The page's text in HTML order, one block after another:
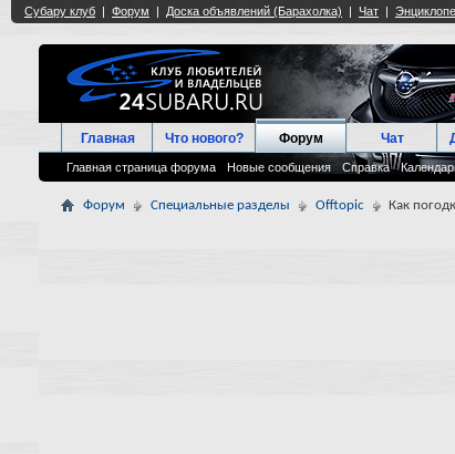
Главная Что нового? Форум
Главная страница форума Новые сообщения Справка
Чат
Форум Специальные разделы Offtopic Как